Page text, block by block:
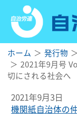
ホーム 発行物
2021年9月号
切にされる社会へ
2021年9月3日
機関紙自治体の